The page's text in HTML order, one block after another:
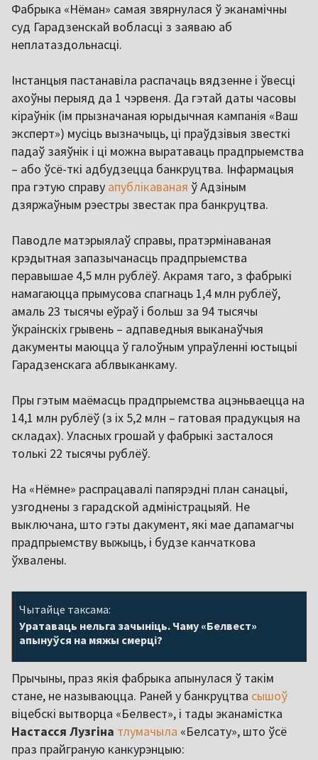
Фабрыка «Нёман» самая звярнулася ў эканамічны
суд Гарадзенскай вобласці з заяваю аб
неплатаздольнасці.
Інстанцыя пастанавіла распачаць вядзенне і ўвесці
ахоўны перыяд да 1 чэрвеня. Да гэтай даты часовы
кіраўнік (ім прызначаная юрыдычная кампанія «Ваш
эксперт») мусіць вызначыць, ці праўдзівыя звесткі
падаў заяўнік і ці можна выратаваць прадпрыемства
– або ўсё-ткі адбудзецца банкруцтва. Інфармацыя
пра гэтую справу апублікаваная ў Адзіным
дзяржаўным рэестры звестак пра банкруцтва.
Паводле матэрыялаў справы, пратэрмінаваная
крэдытная запазычанасць прадпрыемства
перавышае 4,5 млн рублёў. Акрамя таго, з фабрыкі
намагаюцца прымусова спагнаць 1,4 млн рублёў,
амаль 23 тысячы еўраў і больш за 94 тысячы
ўкраінскіх грывень – адпаведныя выканаўчыя
дакументы маюцца ў галоўным упраўленні юстыцыі
Гарадзенскага аблвыканкаму.
Пры гэтым маёмасць прадпрыемства ацэньваецца на
14,1 млн рублёў (з іх 5,2 млн – гатовая прадукцыя на
складах). Уласных грошай у фабрыкі засталося
толькі 22 тысячы рублёў.
На «Нёмне» распрацавалі папярэдні план санацыі,
узгоднены з гарадской адміністрацыяй. Не
выключана, што гэты дакумент, які мае дапамагчы
прадпрыемству выжыць, і будзе канчаткова
ўхвалены.
Чытайце таксама:
Уратаваць нельга зачыніць. Чаму «Белвест»
апынуўся на мяжы смерці?
Прычыны, праз якія фабрыка апынулася ў такім
стане, не называюцца. Раней у банкруцтва сышоў
віцебскі вытворца «Белвест», і тады эканамістка
Настасся Лузгіна тлумачыла «Белсату», што ўсё
праз прайграную канкурэнцыю: